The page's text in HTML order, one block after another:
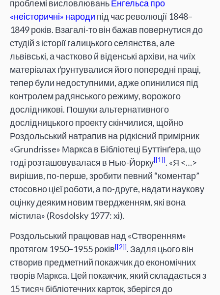
проблемі висловлюваньЕнгельса про
«неісторичні» народи під час революції 1848–
1849 років. Взагалі-то він бажав повернутися до
студій з історії галицького селянства, але
львівські, а частково й віденські архіви, на чиїх
матеріалах ґрунтувалися його попередні праці,
тепер були недоступними, адже опинилися під
контролем радянського режиму, ворожого
дослідникові. Пошуки альтернативного
дослідницького проекту скінчилися, щойно
Роздольський натрапив на рідкісний примірник
«Grundrisse» Маркса в Бібліотеці Буттінґера, що
тоді розташовувалася в Нью-Йорку [1] . «Я <…>
вирішив, по-перше, зробити певний “коментар”
стосовно цієї роботи, а по-друге, надати наукову
оцінку деяким новим твердженням, які вона
містила» (Rosdolsky 1977: xi).
Роздольський працював над «Створенням»
протягом 1950–1955 років [2] . Задля цього він
створив предметний покажчик до економічних
творів Маркса. Цей покажчик, який складається з
15 тисяч бібліотечних карток, зберігся до